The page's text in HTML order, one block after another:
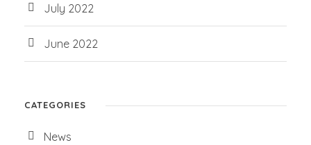
July 2022
June 2022
CATEGORIES
News